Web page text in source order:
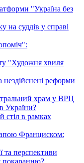
"Україна без
на суддів у справі
"Художня хвиля
нездійснені реформи
храм у ВРЦ
України?
стіл в рамках
Франциском:
та перспективи
покаранню?